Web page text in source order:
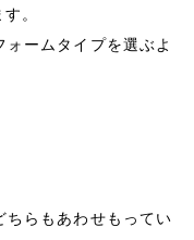
。
ームタイプを選ぶよ
ちらもあわせもってい